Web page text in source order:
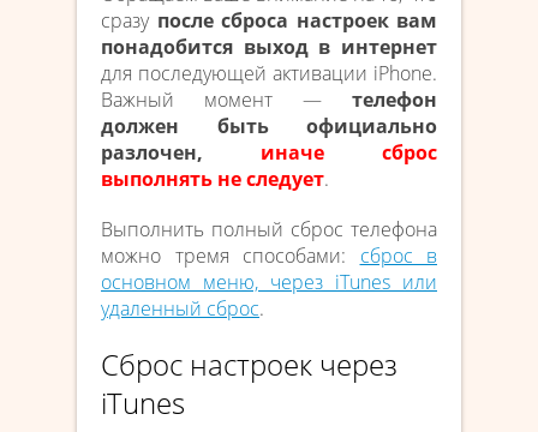
сразу после сброса настроек вам
понадобится выход в интернет
для последующей активации iPhone.
Важный момент — телефон
должен быть официально
разлочен, иначе сброс
выполнять не следует.
Выполнить полный сброс телефона
можно тремя способами: сброс в
основном меню, через iTunes или
удаленный сброс.
Сброс настроек через
iTunes